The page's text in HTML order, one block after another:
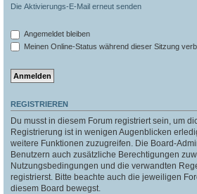
Die Aktivierungs-E-Mail erneut senden
Angemeldet bleiben
Meinen Online-Status während dieser Sitzung
REGISTRIEREN
Du musst in diesem Forum registriert sein, um
Registrierung ist in wenigen Augenblicken
weitere Funktionen zuzugreifen. Die Board-
Benutzern auch zusätzliche Berechtigungen
Nutzungsbedingungen und die verwandten
registrierst. Bitte beachte auch die jeweiligen
diesem Board bewegst.